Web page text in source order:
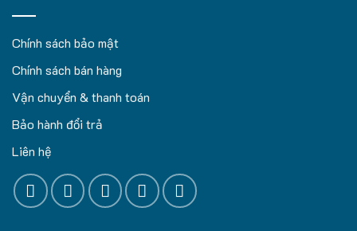
Chính sách bảo mật
Chính sách bán hàng
Vận chuyển & thanh toán
Bảo hành đổi trả
Liên hệ